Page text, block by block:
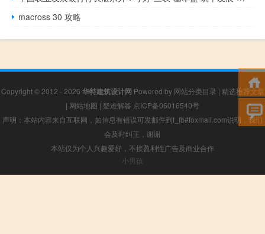
macross 30 攻略
Copyright © 2012 - 2026 华特建筑设计网 Powered by 网站分类目录 | 精选推荐文章
| 网站地图 | 疑难解答 京ICP备06016540号
声明：本站内容来自互联网，如信息有错误可发邮件到f_fb#foxmail.com说明，我们
会及时纠正，谢谢
本站仅为个人兴趣爱好，不接盈利性广告及商业合作
小男孩